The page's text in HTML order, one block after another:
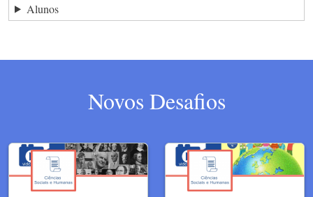
Alunos
Novos Desafios